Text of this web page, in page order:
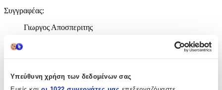
Υπεύθυνη χρήση των δεδομένων σας
Συγγραφέας:
Γιωργος Αποσπεριτης
Εκδότης
Αποσπερίτης
Διαστάσεις: